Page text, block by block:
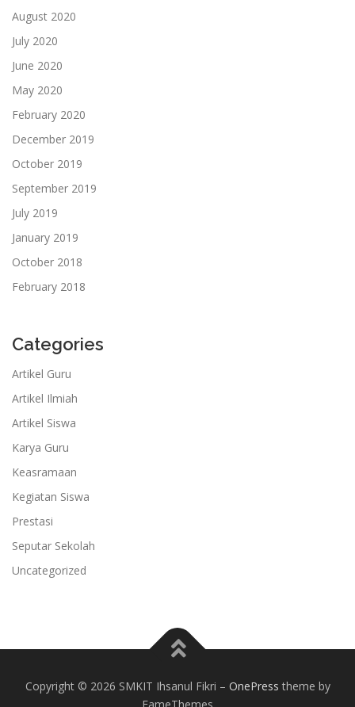
August 2020
July 2020
June 2020
May 2020
February 2020
December 2019
October 2019
September 2019
July 2019
January 2019
October 2018
February 2018
Categories
Artikel Guru
Artikel Ilmiah
Artikel Siswa
Karya Guru
Keasramaan
Kegiatan Siswa
Prestasi
Seputar Sekolah
Uncategorized
Copyright © 2026 SMKIT Ihsanul Fikri – OnePress theme by